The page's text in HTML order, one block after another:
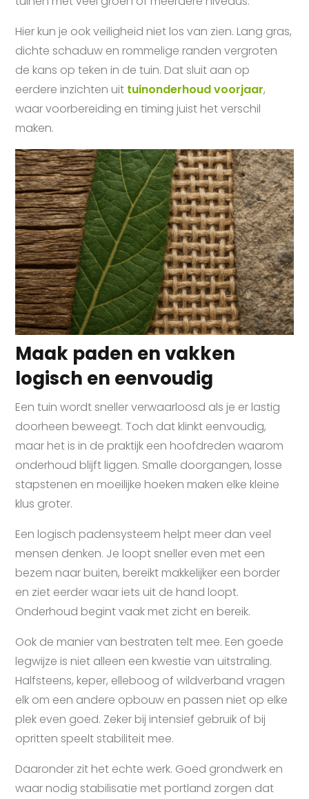
Hier kun je ook veiligheid niet los van zien. Lang gras,
dichte schaduw en rommelige randen vergroten
de kans op teken in de tuin. Dat sluit aan op
eerdere inzichten uit tuinonderhoud voorjaar,
waar voorbereiding en timing juist het verschil
maken.
Maak paden en vakken
logisch en eenvoudig
Een tuin wordt sneller verwaarloosd als je er lastig
doorheen beweegt. Toch dat klinkt eenvoudig,
maar het is in de praktijk een hoofdreden waarom
onderhoud blijft liggen. Smalle doorgangen, losse
stapstenen en moeilijke hoeken maken elke kleine
klus groter.
Een logisch padensysteem helpt meer dan veel
mensen denken. Je loopt sneller even met een
bezem naar buiten, bereikt makkelijker een border
en ziet eerder waar iets uit de hand loopt.
Onderhoud begint vaak met zicht en bereik.
Ook de manier van bestraten telt mee. Een goede
legwijze is niet alleen een kwestie van uitstraling.
Halfsteens, keper, elleboog of wildverband vragen
elk om een andere opbouw en passen niet op elke
plek even goed. Zeker bij intensief gebruik of bij
opritten speelt stabiliteit mee.
Daaronder zit het echte werk. Goed grondwerk en
waar nodig stabilisatie met portland zorgen dat